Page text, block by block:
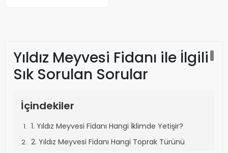
Yıldız Meyvesi Fidanı ile İlgili
Sık Sorulan Sorular
İçindekiler
1. Yıldız Meyvesi Fidanı Hangi İklimde Yetişir?
2. Yıldız Meyvesi Fidanı Hangi Toprak Türünü